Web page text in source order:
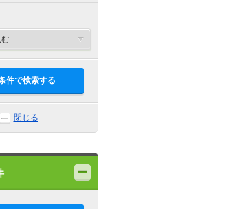
件で検索する
閉じる